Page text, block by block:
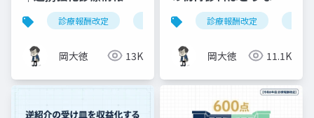
供料の見直しを図解で
解説
診療報酬改定 連携強化診療情報提供料 令和8年度
岡大徳 13K
る？算定ルールの明確
化と現場での対応ガイ
ド
診療報酬改定
岡大徳 11.1K